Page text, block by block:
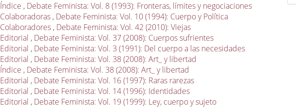
Índice , Debate Feminista: Vol. 8 (1993): Fronteras, límites y negociaciones
Colaboradoras , Debate Feminista: Vol. 10 (1994): Cuerpo y Política
Colaboradores , Debate Feminista: Vol. 42 (2010): Viejas
Editorial , Debate Feminista: Vol. 37 (2008): Cuerpos sufrientes
Editorial , Debate Feminista: Vol. 3 (1991): Del cuerpo a las necesidades
Editorial , Debate Feminista: Vol. 38 (2008): Art_ y libertad
Índice , Debate Feminista: Vol. 38 (2008): Art_ y libertad
Editorial , Debate Feminista: Vol. 16 (1997): Raras rarezas
Editorial , Debate Feminista: Vol. 14 (1996): Identidades
Editorial , Debate Feminista: Vol. 19 (1999): Ley, cuerpo y sujeto